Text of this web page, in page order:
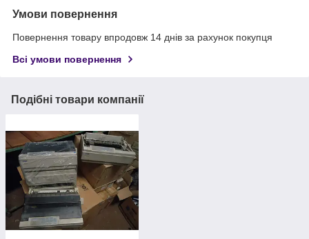
Умови повернення
Повернення товару впродовж 14 днів за рахунок покупця
Всі умови повернення
Подібні товари компанії